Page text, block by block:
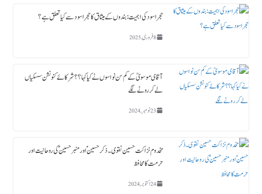
حجر اسود کی اہمیت : بندوں کے میثاق کا حجر اسود سے کیا تعلق ہے؟
8 فروری, 2025
آقای موسویؒ کے کم سن نواسوں نے کیا کہا ؟؟ شرکائے کنونشن سسکیاں
لے کر رونے لگے
23 نومبر, 2024
مخدوم نزاکت حسین نقوی ۔ ذکر حسین ؑ اور منبر حسین ؑ کی روحانیت اور
حرمت کا محافظ
24 اکتوبر, 2024